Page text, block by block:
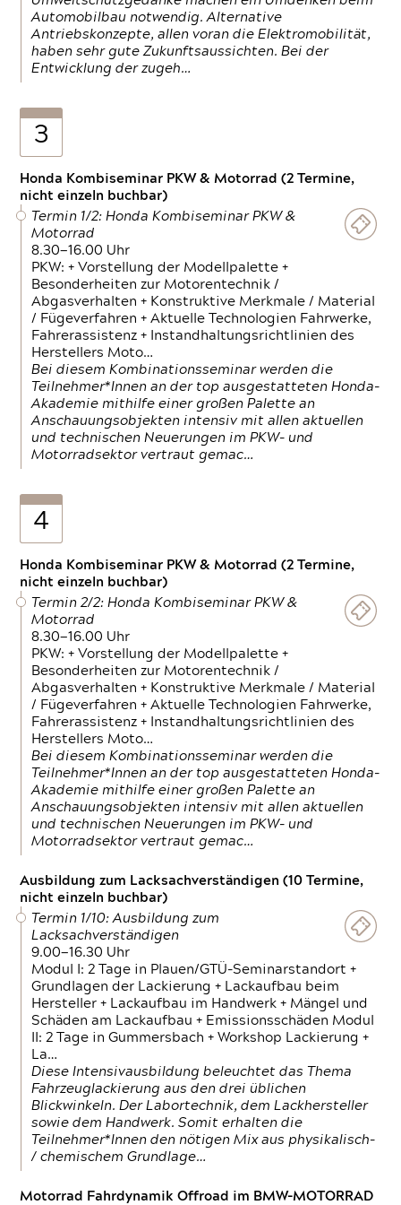
Automobilbau notwendig. Alternative
Antriebskonzepte, allen voran die Elektromobilität,
haben sehr gute Zukunftsaussichten. Bei der
Entwicklung der zugeh…
3
Honda Kombiseminar PKW & Motorrad (2 Termine,
nicht einzeln buchbar)
Termin 1/2: Honda Kombiseminar PKW &
Motorrad
8.30—16.00 Uhr
PKW: + Vorstellung der Modellpalette +
Besonderheiten zur Motorentechnik /
Abgasverhalten + Konstruktive Merkmale / Material
/ Fügeverfahren + Aktuelle Technologien Fahrwerke,
Fahrerassistenz + Instandhaltungsrichtlinien des
Herstellers Moto…
Bei diesem Kombinationsseminar werden die
Teilnehmer*Innen an der top ausgestatteten Honda-
Akademie mithilfe einer großen Palette an
Anschauungsobjekten intensiv mit allen aktuellen
und technischen Neuerungen im PKW- und
Motorradsektor vertraut gemac…
4
Honda Kombiseminar PKW & Motorrad (2 Termine,
nicht einzeln buchbar)
Termin 2/2: Honda Kombiseminar PKW &
Motorrad
8.30—16.00 Uhr
PKW: + Vorstellung der Modellpalette +
Besonderheiten zur Motorentechnik /
Abgasverhalten + Konstruktive Merkmale / Material
/ Fügeverfahren + Aktuelle Technologien Fahrwerke,
Fahrerassistenz + Instandhaltungsrichtlinien des
Herstellers Moto…
Bei diesem Kombinationsseminar werden die
Teilnehmer*Innen an der top ausgestatteten Honda-
Akademie mithilfe einer großen Palette an
Anschauungsobjekten intensiv mit allen aktuellen
und technischen Neuerungen im PKW- und
Motorradsektor vertraut gemac…
Ausbildung zum Lacksachverständigen (10 Termine,
nicht einzeln buchbar)
Termin 1/10: Ausbildung zum
Lacksachverständigen
9.00—16.30 Uhr
Modul I: 2 Tage in Plauen/GTÜ-Seminarstandort +
Grundlagen der Lackierung + Lackaufbau beim
Hersteller + Lackaufbau im Handwerk + Mängel und
Schäden am Lackaufbau + Emissionsschäden Modul
II: 2 Tage in Gummersbach + Workshop Lackierung +
La…
Diese Intensivausbildung beleuchtet das Thema
Fahrzeuglackierung aus den drei üblichen
Blickwinkeln. Der Labortechnik, dem Lackhersteller
sowie dem Handwerk. Somit erhalten die
Teilnehmer*Innen den nötigen Mix aus physikalisch-
/ chemischem Grundlage…
Motorrad Fahrdynamik Offroad im BMW-MOTORRAD